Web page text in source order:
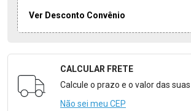
Ver Desconto Convênio
Formulário para Calcular o
CALCULAR FRETE
Calcule o prazo e o valor das
Não sei meu CEP